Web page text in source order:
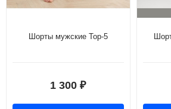
Шорты мужские Тор-5
1 300 ₽